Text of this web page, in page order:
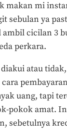
makan mi
sebulan ya
cicilan 3
perkara.
atau
uang, tapi
pokok amat.
sebetulnya